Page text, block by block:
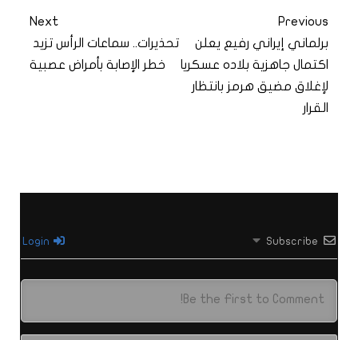
Previous
برلماني إيراني رفيع يعلن
اكتمال جاهزية بلاده عسكريا
لإغلاق مضيق هرمز بانتظار
القرار
Next
تحذيرات.. سماعات الرأس تزيد
خطر الإصابة بأمراض عصبية
Subscribe